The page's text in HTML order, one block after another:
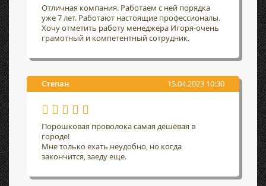
Отличная компания. Работаем с ней порядка
уже 7 лет. Работают настоящие профессионалы.
Хочу отметить работу менеджера Игоря-очень
грамотный и компетентный сотрудник.
Степан 15.04.2023 10:30
Порошковая проволока самая дешёвая в
городе!
Мне только ехать неудобно, но когда
закончится, заеду еще.